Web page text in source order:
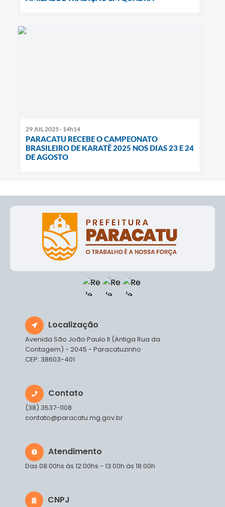
29 JUL 2025 - 14h14
PARACATU RECEBE O CAMPEONATO
BRASILEIRO DE KARATÊ 2025 NOS DIAS 23 E 24
DE AGOSTO
Localização
Avenida São João Paulo II (Antiga Rua da
Contagem) - 2045 - Paracatuzinho
CEP: 38603-401
Contato
(38) 3537-1108
contato@paracatu.mg.gov.br
Atendimento
Das 08:00hs às 12:00hs - 13:00h às 18:00h
CNPJ